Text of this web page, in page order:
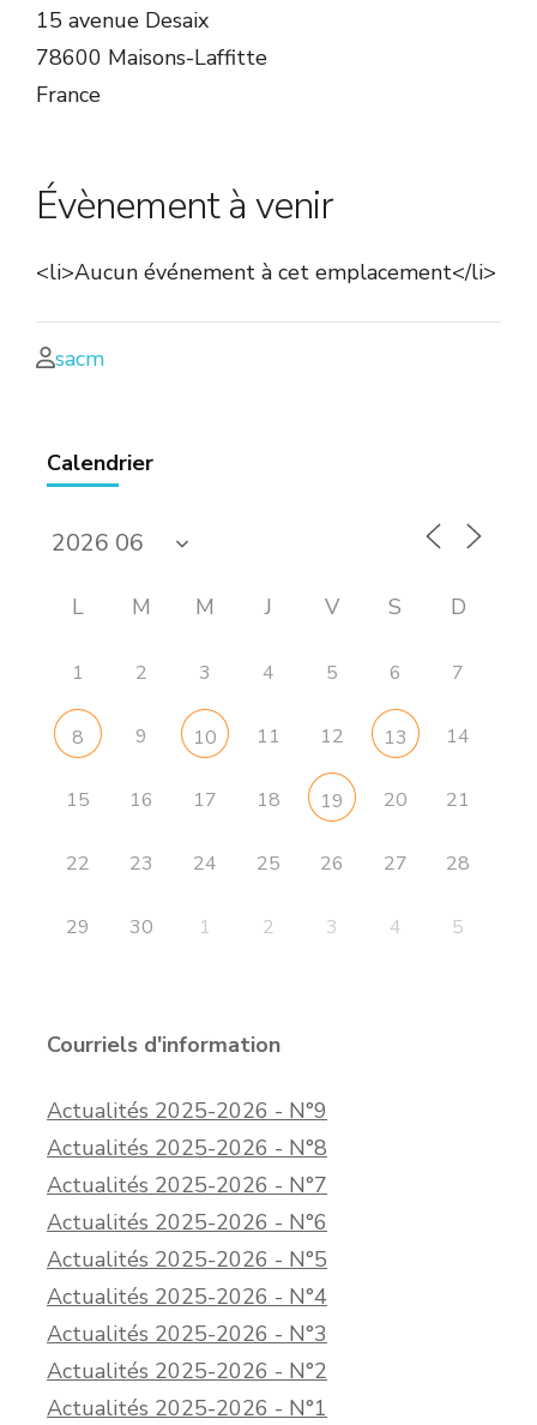
15 avenue Desaix
78600 Maisons-Laffitte
France
Évènement à venir
<li>Aucun événement à cet emplacement</li>
sacm
Calendrier
L M M J V S D
1 2 3 4 5 6 7
8 9 10 11 12 13 14
15 16 17 18 19 20 21
22 23 24 25 26 27 28
29 30 1 2 3 4 5
Courriels d'information
Actualités 2025-2026 - N°9
Actualités 2025-2026 - N°8
Actualités 2025-2026 - N°7
Actualités 2025-2026 - N°6
Actualités 2025-2026 - N°5
Actualités 2025-2026 - N°4
Actualités 2025-2026 - N°3
Actualités 2025-2026 - N°2
Actualités 2025-2026 - N°1